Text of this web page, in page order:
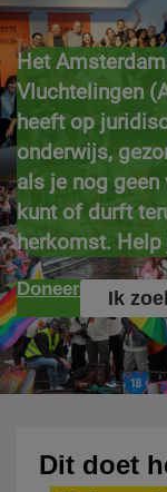
Het
Vluchtelingen
heeft op
onderwijs,
als je nog
kunt of durft
herkomst.
Doneer Ik
Dit doet